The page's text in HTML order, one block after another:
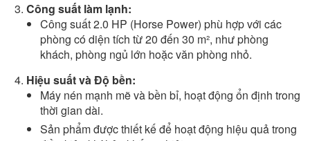
Công suất làm lạnh:
Công suất 2.0 HP (Horse Power) phù hợp với các
phòng có diện tích từ 20 đến 30 m², như phòng
khách, phòng ngủ lớn hoặc văn phòng nhỏ.
Hiệu suất và Độ bền:
Máy nén mạnh mẽ và bền bỉ, hoạt động ổn định trong
thời gian dài.
Sản phẩm được thiết kế để hoạt động hiệu quả trong